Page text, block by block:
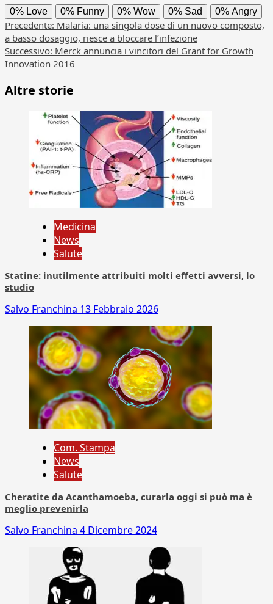
0% Love 0% Funny 0% Wow 0% Sad 0% Angry
Navigazione
articolo
Precedente: Malaria: una singola dose di un nuovo composto,
a basso dosaggio, riesce a bloccare l’infezione
Successivo: Merck annuncia i vincitori del Grant for Growth
Innovation 2016
Altre storie
Medicina
News
Salute
Statine: inutilmente attribuiti molti effetti avversi, lo
studio
Salvo Franchina 13 Febbraio 2026
Com. Stampa
News
Salute
Cheratite da Acanthamoeba, curarla oggi si può ma è
meglio prevenirla
Salvo Franchina 4 Dicembre 2024